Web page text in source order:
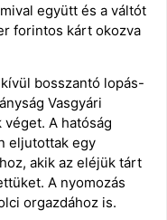
együtt és a váltót
forintos kárt okozva
bosszantó lopás-
Vasgyári
A hatóság
eljutottak egy
akik az eléjük tárt
A nyomozás
orgazdához is.